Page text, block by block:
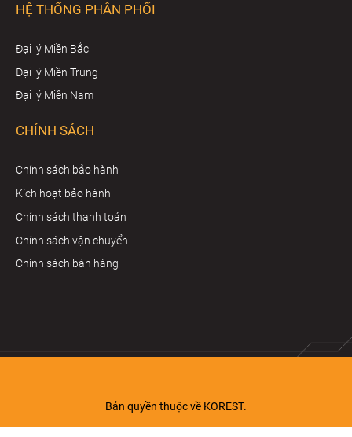
HỆ THỐNG PHÂN PHỐI
Đại lý Miền Bắc
Đại lý Miền Trung
Đại lý Miền Nam
CHÍNH SÁCH
Chính sách bảo hành
Kích hoạt bảo hành
Chính sách thanh toán
Chính sách vận chuyển
Chính sách bán hàng
Bản quyền thuộc về KOREST.